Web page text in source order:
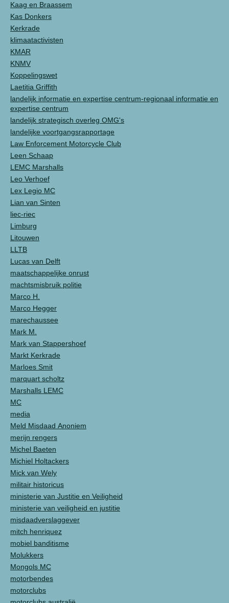
Kaag en Braassem
Kas Donkers
Kerkrade
klimaatactivisten
KMAR
KNMV
Koppelingswet
Laetitia Griffith
landelijk informatie en expertise centrum-regionaal informatie en
expertise centrum
landelijk strategisch overleg OMG's
landelijke voortgangsrapportage
Law Enforcement Motorcycle Club
Leen Schaap
LEMC Marshalls
Leo Verhoef
Lex Legio MC
Lian van Sinten
liec-riec
Limburg
Litouwen
LLTB
Lucas van Delft
maatschappelijke onrust
machtsmisbruik politie
Marco H.
Marco Hegger
marechaussee
Mark M.
Mark van Stappershoef
Markt Kerkrade
Marloes Smit
marquart scholtz
Marshalls LEMC
MC
media
Meld Misdaad Anoniem
merijn rengers
Michel Baeten
Michiel Holtackers
Mick van Wely
militair historicus
ministerie van Justitie en Veiligheid
ministerie van veiligheid en justitie
misdaadverslaggever
mitch henriquez
mobiel banditisme
Molukkers
Mongols MC
motorbendes
motorclubs